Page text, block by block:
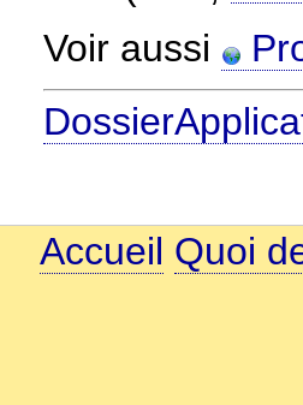
Voir aussi
Accueil Quoi